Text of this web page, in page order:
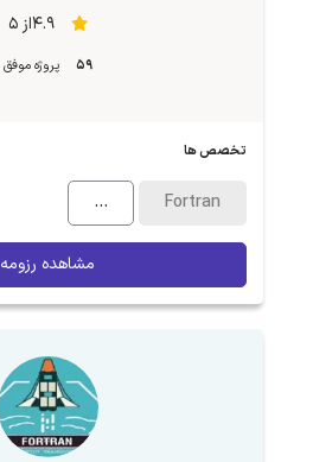
4.9از 5
59 پروژه موفق
تخصص ها
Fortran
...
مشاهده رزومه